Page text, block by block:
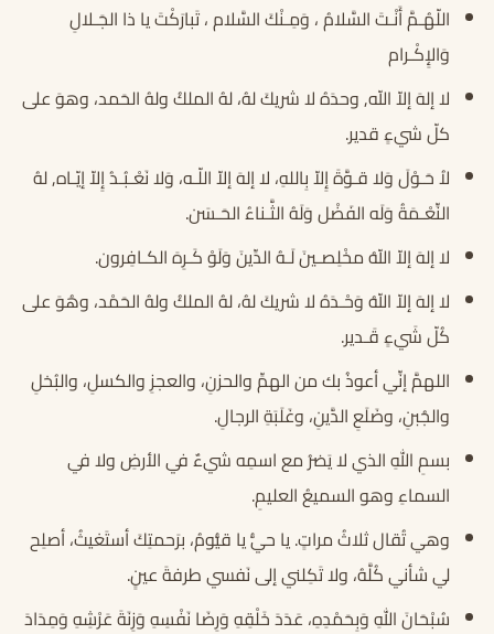
اللّهُـمَّ أَنْـتَ السَّلامُ ، وَمِـنْكَ السَّلام ، تَبارَكْتَ يا ذا الجَـلالِ
وَالإِكْـرام
لا إلهَ إلاّ اللّه, وحدَهُ لا شريكَ لهُ، لهُ الملكُ ولهُ الحَمد، وهوَ على
كلّ شيءٍ قدير.
لاُ حَـوْلَ وَلا قـوَّةَ إِلاّ بِاللهِ، لا إلهَ إلاّ اللّـه، وَلا نَعْـبُـدُ إِلاّ إيّـاه, لهُ
النِّعْـمَةُ وَلَه الفَضْل وَلَهُ الثَّـناءُ الحَـسَن.
لا إلهَ إلاّ اللّهُ مخْلِصـينَ لَـهُ الدِّينَ وَلَوْ كَـرِهَ الكـافِرون.
لا إلهَ إلاّ اللّهُ وَحْـدَهُ لا شريكَ لهُ، لهُ الملكُ ولهُ الحَمْد، وهُوَ على
كُلّ شَيءٍ قَـدير.
اللهمَّ إنِّي أعوذُ بك من الهمِّ والحزنِ، والعجزِ والكسلِ، والبُخلِ
والجُبنِ، وضَلَعِ الدَّينِ، وغَلَبَةِ الرجالِ.
بسمِ اللهِ الذي لا يَضرُ مع اسمِه شيءٌ في الأرضِ ولا في
السماءِ وهو السميعُ العليمِ.
وهي تُقال ثلاثُ مراتٍ. يا حيُّ يا قيُّومُ، برَحمتِكَ أستَغيثُ، أصلِح
لي شأني كُلَّهُ، ولا تَكِلني إلى نَفسي طرفةَ عينٍ.
سُبْحَانَ اللهِ وَبِحَمْدِهِ، عَدَدَ خَلْقِهِ وَرِضَا نَفْسِهِ وَزِنَةَ عَرْشِهِ وَمِدَادَ